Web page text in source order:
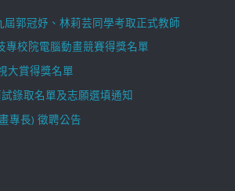
屆郭冠妤、林莉芸同學考取正式教師
專校院電腦動畫競賽得獎名單
大賞得獎名單
錄取名單及志願選填通知
專長) 徵聘公告